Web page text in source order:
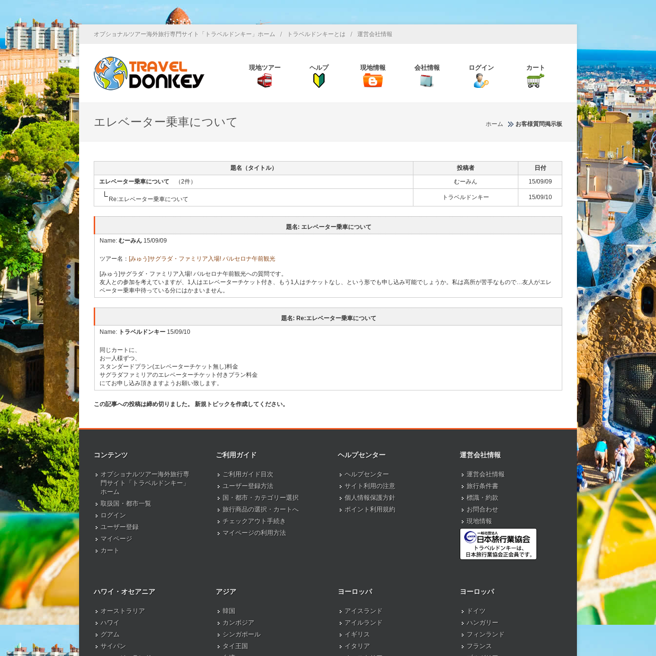
オプショナルツアー海外旅行専門サイト「トラベルドンキー」ホーム / トラベルドンキーとは / 運営会社情報
現地ツアー ヘルプ 現地情報 会社情報 ログイン カート
エレベーター乗車について ホーム お客様質問掲示板
題名（タイトル） 投稿者
日付
エレベーター乗車について （2件） むーみん 15/09/09
Re:エレベーター乗車について トラベルドンキー 15/09/10
題名: エレベーター乗車について
Name: むーみん 15/09/09
ツアー名： [みゅう]サグラダ・ファミリア入場! バルセロナ午前観光
[みゅう]サグラダ・ファミリア入場! バルセロナ午前観光への質問です。
友人との参加を考えていますが、1人はエレベーターチケット付き、もう1人はチケットなし、という形でも申し込み可能でしょうか。私は高所が苦手なもので…友人がエレ
ベーター乗車中待っている分にはかまいません。
題名: Re:エレベーター乗車について
Name:
トラベルドンキー 15/09/10
同じカートに、
お一人様ずつ、
スタンダードプラン(エレベーターチケット無し)料金
サグラダファミリアのエレベーターチケット付きプラン料金
にてお申し込み頂きますようお願い致します。
この記事への投稿は締め切りました。 新規トピックを作成してください。
コンテンツ
オプショナルツアー海外旅行専
門サイト「トラベルドンキー」
ホーム
取扱国・都市一覧
ログイン
ユーザー登録
マイページ
カート
ご利用ガイド
ご利用ガイド目次
ユーザー登録方法
国・都市・カテゴリー選択
旅行商品の選択・カートへ
チェックアウト手続き
マイページの利用方法
ヘルプセンター
ヘルプセンター
サイト利用の注意
個人情報保護方針
ポイント利用規約
運営会社情報
運営会社情報
旅行条件書
標識・約款
お問合わせ
現地情報
ハワイ・オセアニア
オーストラリア
ハワイ
グアム
サイパン
アジア
韓国
カンボジア
シンガポール
タイ王国
ヨーロッパ
アイスランド
アイルランド
イギリス
イタリア
ヨーロッパ
ドイツ
ハンガリー
フィンランド
フランス